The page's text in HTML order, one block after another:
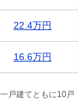
22.4万円
16.6万円
戸建てともに10戸